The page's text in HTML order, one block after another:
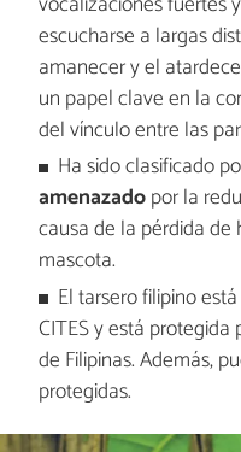
escucharse a largas
amanecer y el
un papel clave en la
del vínculo entre las
Ha sido clasificado
amenazadopor la
causa de la pérdida
mascota.
El tarsero filipino
CITES y está
de Filipinas. Además,
protegidas.